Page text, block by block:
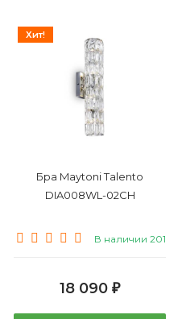
Хит!
Бра Maytoni Talento
DIA008WL-02CH
В наличии 201
18 090 ₽